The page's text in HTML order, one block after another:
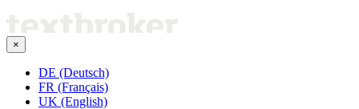
×
DE (Deutsch)
FR (Français)
UK (English)